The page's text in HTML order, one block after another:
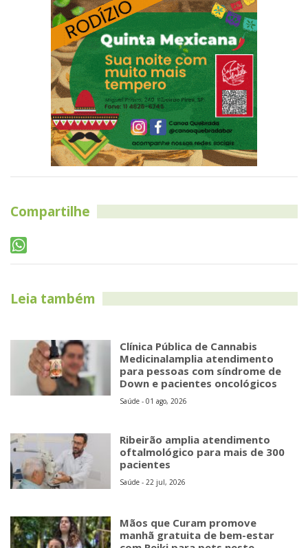
Compartilhe
Leia também
Clínica Pública de Cannabis
Medicinalamplia atendimento
para pessoas com síndrome de
Down e pacientes oncológicos
Saúde - 01 ago, 2026
Ribeirão amplia atendimento
oftalmológico para mais de 300
pacientes
Saúde - 22 jul, 2026
Mãos que Curam promove
manhã gratuita de bem-estar